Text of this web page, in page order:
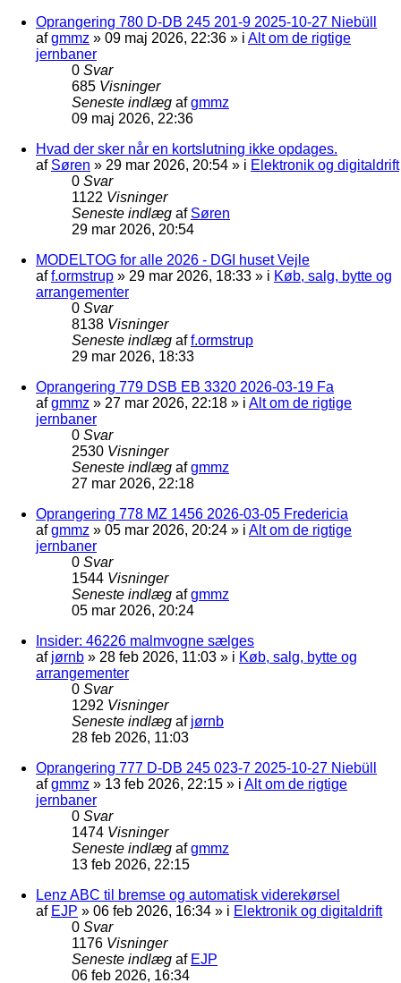
Oprangering 780 D-DB 245 201-9 2025-10-27 Niebüll
afgmmz » 09 maj 2026, 22:36 » i Alt om de rigtige
jernbaner
0 Svar
685 Visninger
Seneste indlæg afgmmz
09 maj 2026, 22:36
Hvad der sker når en kortslutning ikke opdages.
af Søren » 29 mar 2026, 20:54 » i Elektronik og digitaldrift
0 Svar
1122 Visninger
Seneste indlæg af Søren
29 mar 2026, 20:54
MODELTOG for alle 2026 - DGI huset Vejle
aff.ormstrup » 29 mar 2026, 18:33 » i Køb, salg, bytte og
arrangementer
0 Svar
8138 Visninger
Seneste indlæg aff.ormstrup
29 mar 2026, 18:33
Oprangering 779 DSB EB 3320 2026-03-19 Fa
afgmmz » 27 mar 2026, 22:18 » i Alt om de rigtige
jernbaner
0 Svar
2530 Visninger
Seneste indlæg afgmmz
27 mar 2026, 22:18
Oprangering 778 MZ 1456 2026-03-05 Fredericia
afgmmz » 05 mar 2026, 20:24 » i Alt om de rigtige
jernbaner
0 Svar
1544 Visninger
Seneste indlæg afgmmz
05 mar 2026, 20:24
Insider: 46226 malmvogne sælges
af jørnb » 28 feb 2026, 11:03 » i Køb, salg, bytte og
arrangementer
0 Svar
1292 Visninger
Seneste indlæg af jørnb
28 feb 2026, 11:03
Oprangering 777 D-DB 245 023-7 2025-10-27 Niebüll
afgmmz » 13 feb 2026, 22:15 » i Alt om de rigtige
jernbaner
0 Svar
1474 Visninger
Seneste indlæg afgmmz
13 feb 2026, 22:15
Lenz ABC til bremse og automatisk viderekørsel
af EJP » 06 feb 2026, 16:34 » i Elektronik og digitaldrift
0 Svar
1176 Visninger
Seneste indlæg af EJP
06 feb 2026, 16:34